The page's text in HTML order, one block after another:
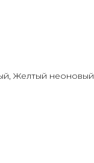
Желтый неоновый